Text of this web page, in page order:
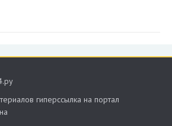
гиперссылка на портал